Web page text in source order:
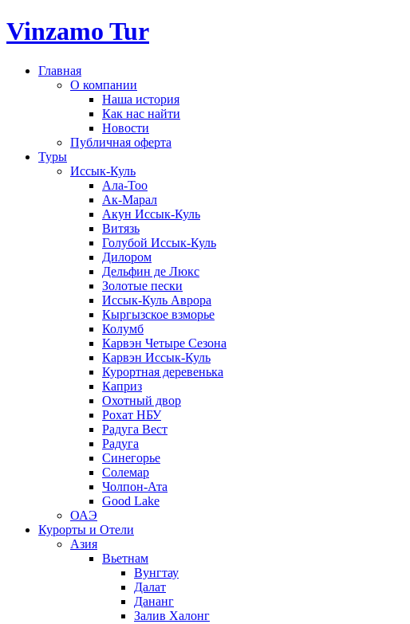
Vinzamo Tur
Главная
О компании
Наша история
Как нас найти
Новости
Публичная оферта
Туры
Иссык-Куль
Ала-Тоо
Ак-Марал
Акун Иссык-Куль
Витязь
Голубой Иссык-Куль
Дилором
Дельфин де Люкс
Золотые пески
Иссык-Куль Аврора
Кыргызское взморье
Колумб
Карвэн Четыре Сезона
Карвэн Иссык-Куль
Курортная деревенька
Каприз
Охотный двор
Рохат НБУ
Радуга Вест
Радуга
Синегорье
Солемар
Чолпон-Ата
Good Lake
ОАЭ
Курорты и Отели
Азия
Вьетнам
Вунгтау
Далат
Дананг
Залив Халонг